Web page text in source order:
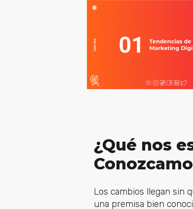
¿Qué nos
Los cambios llegan sin
una premisa bien